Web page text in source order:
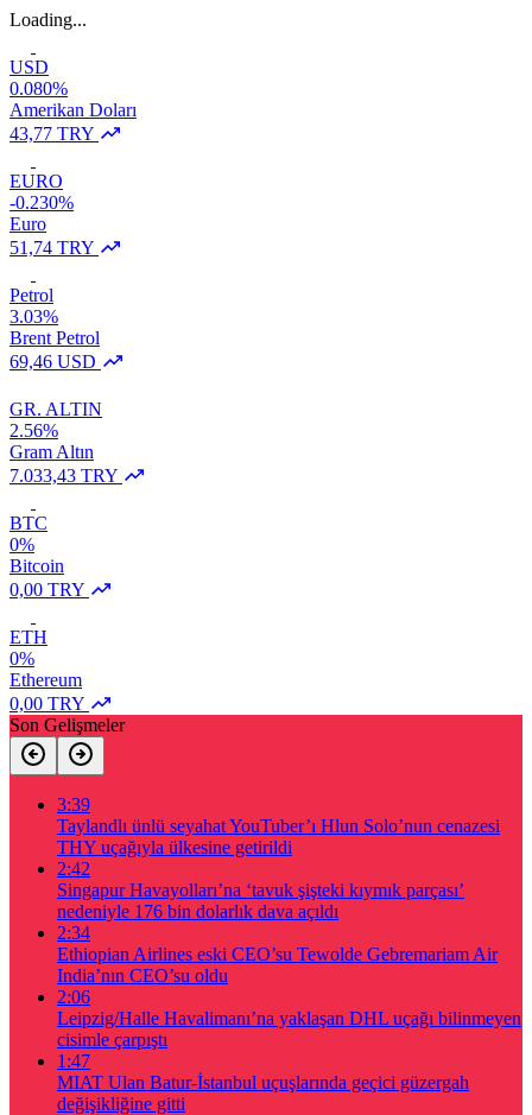
Loading...
USD
0.080%
Amerikan Doları
43,77 TRY
EURO
-0.230%
Euro
51,74 TRY
Petrol
3.03%
Brent Petrol
69,46 USD
GR. ALTIN
2.56%
Gram Altın
7.033,43 TRY
BTC
0%
Bitcoin
0,00 TRY
ETH
0%
Ethereum
0,00 TRY
Son Gelişmeler
3:39
Taylandlı ünlü seyahat YouTuber’ı Hlun Solo’nun cenazesi
THY uçağıyla ülkesine getirildi
2:42
Singapur Havayolları’na ‘tavuk şişteki kıymık parçası’
nedeniyle 176 bin dolarlık dava açıldı
2:34
Ethiopian Airlines eski CEO’su Tewolde Gebremariam Air
India’nın CEO’su oldu
2:06
Leipzig/Halle Havalimanı’na yaklaşan DHL uçağı bilinmeyen
cisimle çarpıştı
1:47
MIAT Ulan Batur-İstanbul uçuşlarında geçici güzergah
değişikliğine gitti